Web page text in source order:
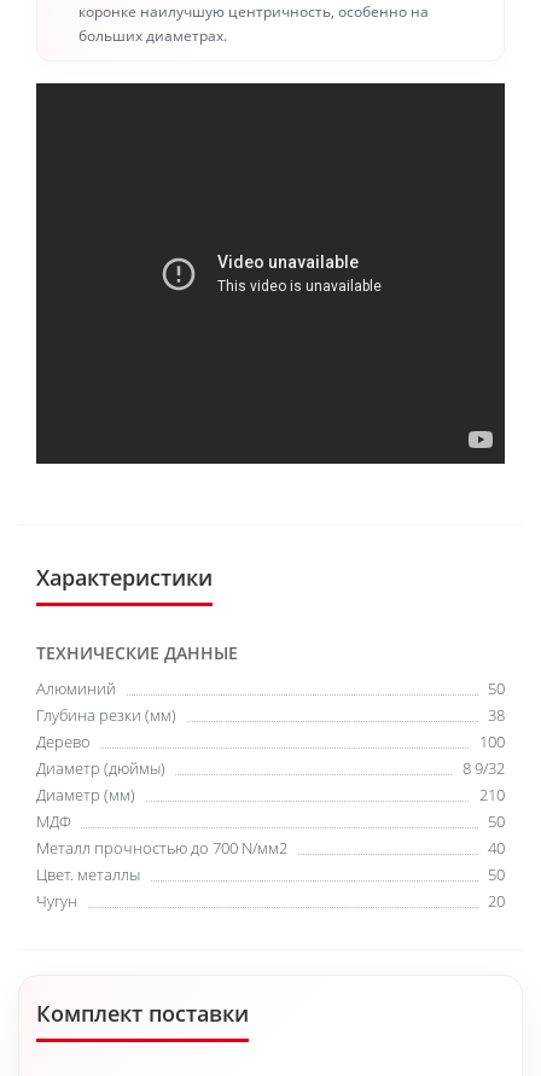
коронке наилучшую центричность, особенно на
больших диаметрах.
Характеристики
ТЕХНИЧЕСКИЕ ДАННЫЕ
Алюминий
50
Глубина резки (мм)
38
Дерево
100
Диаметр (дюймы)
8 9/32
Диаметр (мм)
210
МДФ
50
Металл прочностью до 700 N/мм2
40
Цвет. металлы
50
Чугун
20
Комплект поставки